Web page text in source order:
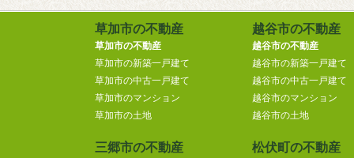
草加市の不動産
草加市の不動産
草加市の新築一戸建て
草加市の中古一戸建て
草加市のマンション
草加市の土地
越谷市の不動産
越谷市の不動産
越谷市の新築一戸建て
越谷市の中古一戸建て
越谷市のマンション
越谷市の土地
三郷市の不動産 松伏町の不動産